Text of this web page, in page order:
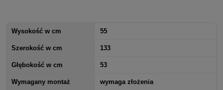
Wysokość w cm 55
Szerokość w cm 133
Głębokość w cm 53
Wymagany montaż wymaga złożenia